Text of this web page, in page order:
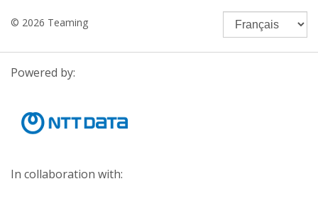
© 2026 Teaming
Powered by:
In collaboration with: